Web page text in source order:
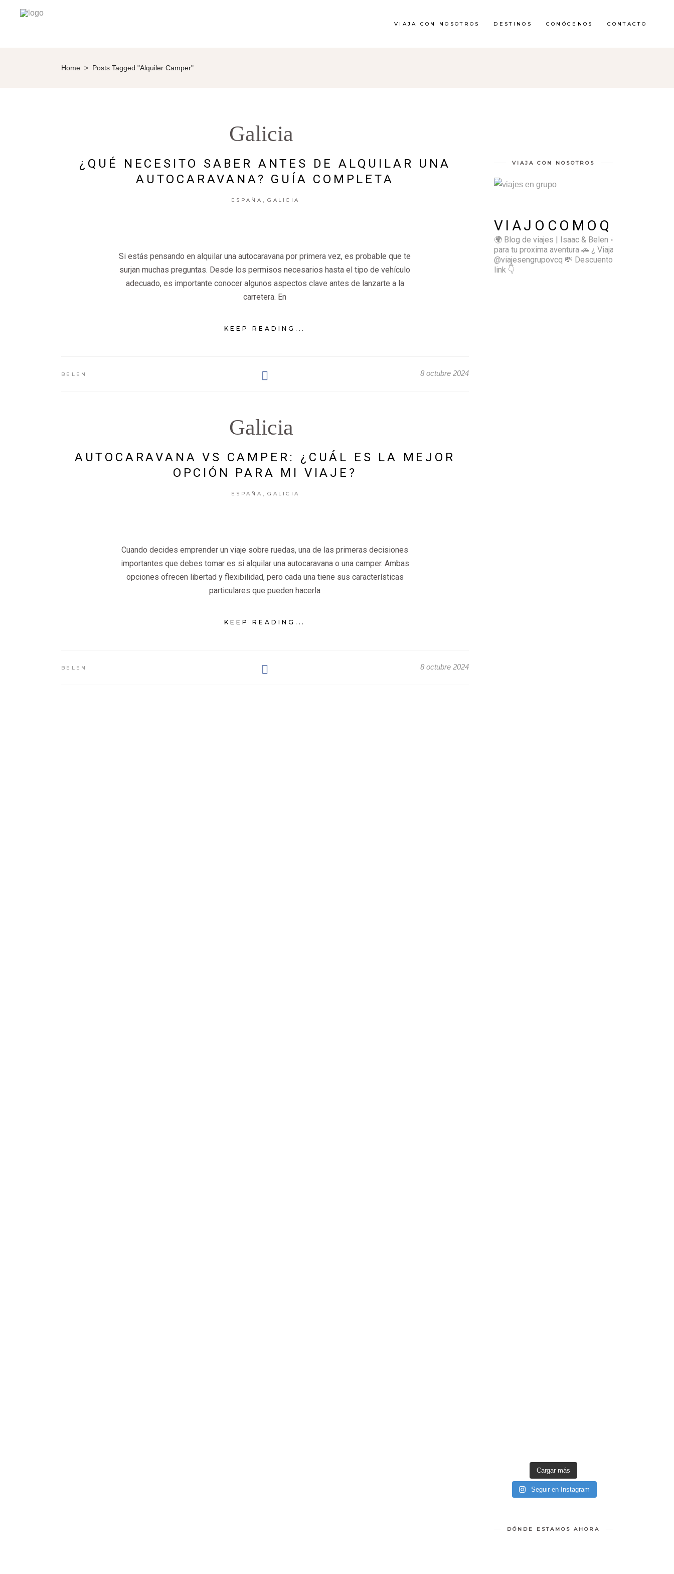
VIAJA CON NOSOTROS DESTINOS CONÓCENOS CONTACTO
Home > Posts Tagged "alquiler Camper"
Galicia
¿QUÉ NECESITO SABER ANTES DE ALQUILAR UNA
AUTOCARAVANA? GUÍA COMPLETA
ESPAÑA GALICIA
Si estás pensando en alquilar una autocaravana por primera vez, es probable que te
surjan muchas preguntas. Desde los permisos necesarios hasta el tipo de vehículo
adecuado, es importante conocer algunos aspectos clave antes de lanzarte a la
carretera. En
KEEP READING...
BELEN 8 octubre 2024
Galicia
AUTOCARAVANA VS CAMPER: ¿CUÁL ES LA MEJOR
OPCIÓN PARA MI VIAJE?
ESPAÑA GALICIA
Cuando decides emprender un viaje sobre ruedas, una de las primeras decisiones
importantes que debes tomar es si alquilar una autocaravana o una camper. Ambas
opciones ofrecen libertad y flexibilidad, pero cada una tiene sus características
particulares que pueden hacerla
KEEP READING...
BELEN 8 octubre 2024
VIAJA CON NOSOTROS
VIAJOCOMOQUIERO
🌍 Blog de viajes | Isaac & Belen ✈️ Inspírate
para tu proxima aventura 🚗 ¿ Viajas sol@? 👉🏻
@viajesengrupovcq 💸 Descuentos y tips en el
link 👇
Cargar más
Seguir en Instagram
DÓNDE ESTAMOS AHORA